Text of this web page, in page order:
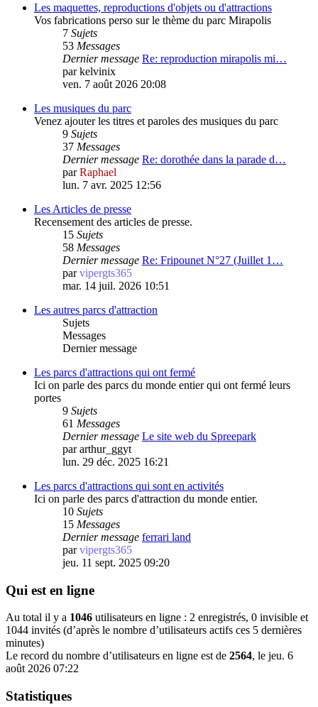
Les maquettes, reproductions d'objets ou d'attractions
Vos fabrications perso sur le thème du parc Mirapolis
7 Sujets
53 Messages
Dernier message Re: reproduction mirapolis mi…
parkelvinix
ven. 7 août 2026 20:08
Les musiques du parc
Venez ajouter les titres et paroles des musiques du parc
9 Sujets
37 Messages
Dernier message Re: dorothée dans la parade d…
parRaphael
lun. 7 avr. 2025 12:56
Les Articles de presse
Recensement des articles de presse.
15 Sujets
58 Messages
Dernier message Re: Fripounet N°27 (Juillet 1…
parvipergts365
mar. 14 juil. 2026 10:51
Les autres parcs d'attraction
Sujets
Messages
Dernier message
Les parcs d'attractions qui ont fermé
Ici on parle des parcs du monde entier qui ont fermé leurs
portes
9 Sujets
61 Messages
Dernier message Le site web du Spreepark
pararthur_ggyt
lun. 29 déc. 2025 16:21
Les parcs d'attractions qui sont en activités
Ici on parle des parcs d'attraction du monde entier.
10 Sujets
15 Messages
Dernier message ferrari land
parvipergts365
jeu. 11 sept. 2025 09:20
Qui est en ligne
Au total il y a 1046 utilisateurs en ligne : 2 enregistrés, 0 invisible et
1044 invités (d’après le nombre d’utilisateurs actifs ces 5 dernières
minutes)
Le record du nombre d’utilisateurs en ligne est de 2564, le jeu. 6
août 2026 07:22
Statistiques